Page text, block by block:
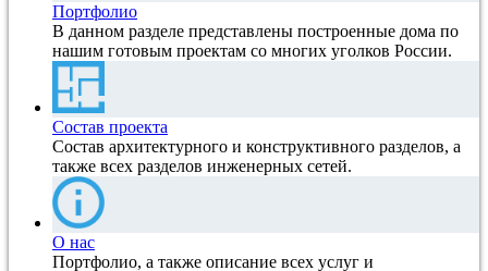
Портфолио
В данном разделе представлены построенные дома по
нашим готовым проектам со многих уголков России.
Состав проекта
Состав архитектурного и конструктивного разделов, а
также всех разделов инженерных сетей.
О нас
Портфолио, а также описание всех услуг и